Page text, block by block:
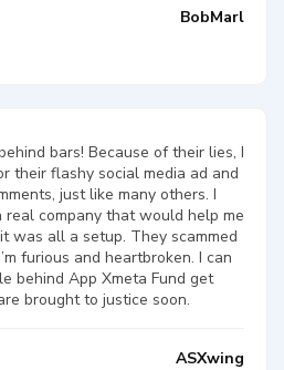
BobMarl
bars! Because of their lies, I
their flashy social media ad and
just like many others. I
company that would help me
was all a setup. They scammed
furious and heartbroken. I can
behind App Xmeta Fund get
brought to justice soon.
ASXwing